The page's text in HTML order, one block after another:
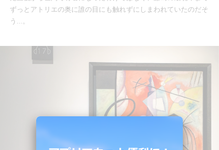
ずっとアトリエの奥に誰の目にも触れずにしまわれていたのだそ
う...。